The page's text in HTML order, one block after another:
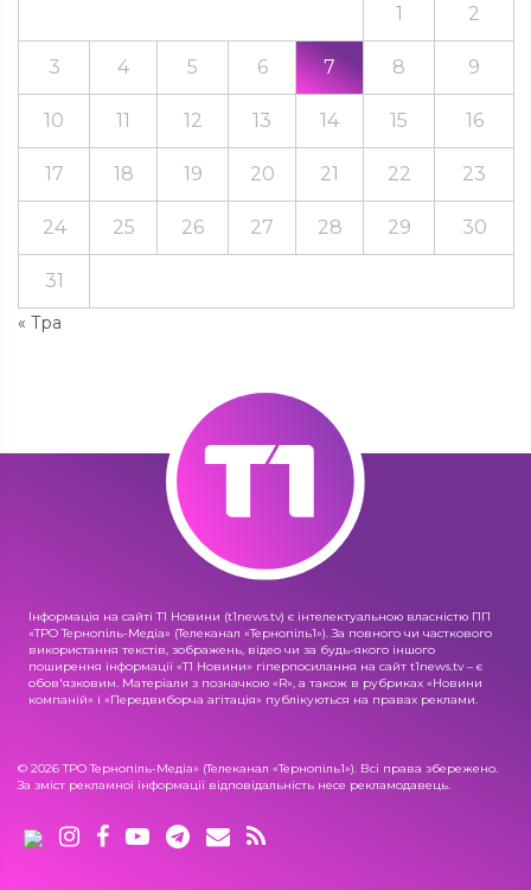
« Тра
1 2
3 4 5 6 7 8 9
10 11 12 13 14 15 16
17 18 19 20 21 22 23
24 25 26 27 28 29 30
31
Інформація на сайті Т1 Новини (t1news.tv) є інтелектуальною власністю ПП
«ТРО Тернопіль-Медіа» (Телеканал «Тернопіль1»). За повного чи часткового
використання текстів, зображень, відео чи за будь-якого іншого
поширення інформації «Т1 Новини» гіперпосилання на сайт t1news.tv – є
обов'язковим. Матеріали з позначкою «R», а також в рубриках «Новини
компаній» і «Передвиборча агітація» публікуються на правах реклами.
© 2026 ТРО Тернопіль-Медіа» (Телеканал «Тернопіль1»). Всі права збережено.
За зміст рекламної інформації відповідальність несе рекламодавець.